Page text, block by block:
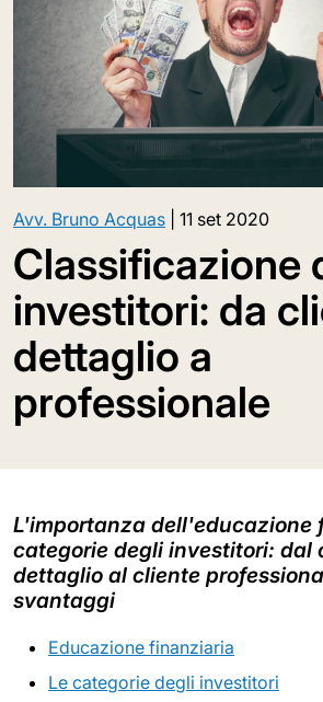
Avv. Bruno Acquas 11 set 2020
Classificazione
investitori: da
dettaglio a
professionale
L'importanza dell'educazione
categorie degli investitori: dal
dettaglio al cliente
svantaggi
Educazione finanziaria
Le categorie degli investitori